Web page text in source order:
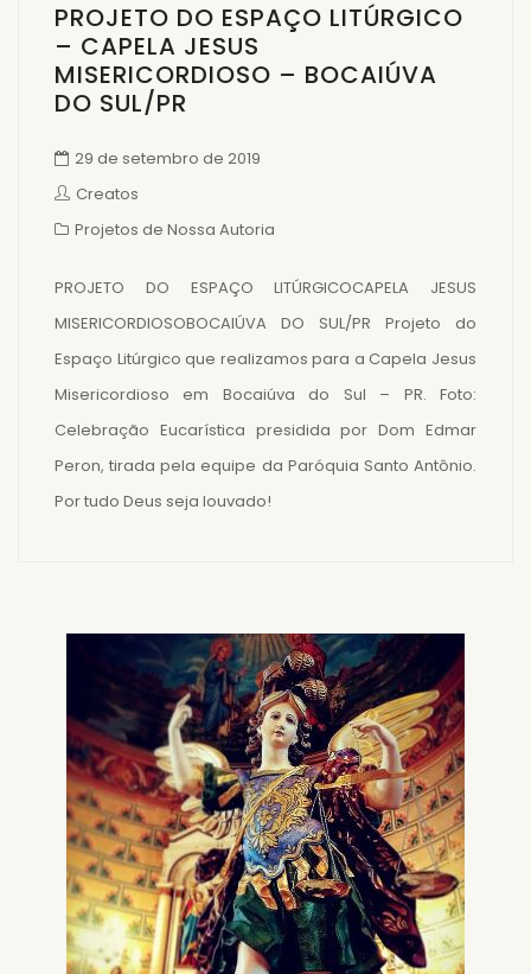
PROJETO DO ESPAÇO LITÚRGICO
– CAPELA JESUS
MISERICORDIOSO – BOCAIÚVA
DO SUL/PR
29 de setembro de 2019
Creatos
Projetos de Nossa Autoria
PROJETO DO ESPAÇO LITÚRGICOCAPELA JESUS
MISERICORDIOSOBOCAIÚVA DO SUL/PR Projeto do
Espaço Litúrgico que realizamos para a Capela Jesus
Misericordioso em Bocaiúva do Sul – PR. Foto:
Celebração Eucarística presidida por Dom Edmar
Peron, tirada pela equipe da Paróquia Santo Antônio.
Por tudo Deus seja louvado!